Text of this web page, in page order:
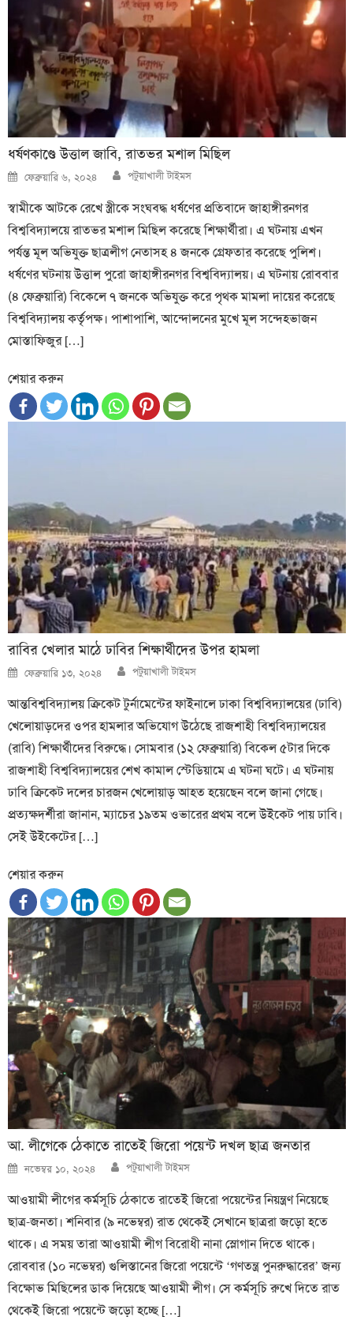
ধর্ষণকাণ্ডে উত্তাল জাবি, রাতভর মশাল মিছিল
Posted
on
ফেব্রুয়ারি ৬, ২০২৪ Author
পটুয়াখালী টাইমস
স্বামীকে আটকে রেখে স্ত্রীকে সংঘবদ্ধ ধর্ষণের প্রতিবাদে জাহাঙ্গীরনগর
বিশ্ববিদ্যালয়ে রাতভর মশাল মিছিল করেছে শিক্ষার্থীরা। এ ঘটনায় এখন
পর্যন্ত মূল অভিযুক্ত ছাত্রলীগ নেতাসহ ৪ জনকে গ্রেফতার করেছে পুলিশ।
ধর্ষণের ঘটনায় উত্তাল পুরো জাহাঙ্গীরনগর বিশ্ববিদ্যালয়। এ ঘটনায় রোববার
(৪ ফেব্রুয়ারি) বিকেলে ৭ জনকে অভিযুক্ত করে পৃথক মামলা দায়ের করেছে
বিশ্ববিদ্যালয় কর্তৃপক্ষ। পাশাপাশি, আন্দোলনের মুখে মূল সন্দেহভাজন
মোস্তাফিজুর […]
শেয়ার করুন
রাবির খেলার মাঠে ঢাবির শিক্ষার্থীদের উপর হামলা
Posted
on
ফেব্রুয়ারি ১৩, ২০২৪ Author
পটুয়াখালী টাইমস
আন্তবিশ্ববিদ্যালয় ক্রিকেট টুর্নামেন্টের ফাইনালে ঢাকা বিশ্ববিদ্যালয়ের (ঢাবি)
খেলোয়াড়দের ওপর হামলার অভিযোগ উঠেছে রাজশাহী বিশ্ববিদ্যালয়ের
(রাবি) শিক্ষার্থীদের বিরুদ্ধে। সোমবার (১২ ফেব্রুয়ারি) বিকেল ৫টার দিকে
রাজশাহী বিশ্ববিদ্যালয়ের শেখ কামাল স্টেডিয়ামে এ ঘটনা ঘটে। এ ঘটনায়
ঢাবি ক্রিকেট দলের চারজন খেলোয়াড় আহত হয়েছেন বলে জানা গেছে।
প্রত্যক্ষদর্শীরা জানান, ম্যাচের ১৯তম ওভারের প্রথম বলে উইকেট পায় ঢাবি।
সেই উইকেটের […]
শেয়ার করুন
আ. লীগেকে ঠেকাতে রাতেই জিরো পয়েন্ট দখল ছাত্র জনতার
Posted
on
নভেম্বর ১০, ২০২৪ Author
পটুয়াখালী টাইমস
আওয়ামী লীগের কর্মসূচি ঠেকাতে রাতেই জিরো পয়েন্টের নিয়ন্ত্রণ নিয়েছে
ছাত্র-জনতা। শনিবার (৯ নভেম্বর) রাত থেকেই সেখানে ছাত্ররা জড়ো হতে
থাকে। এ সময় তারা আওয়ামী লীগ বিরোধী নানা স্লোগান দিতে থাকে।
রোববার (১০ নভেম্বর) গুলিস্তানের জিরো পয়েন্টে ‘গণতন্ত্র পুনরুদ্ধারের’ জন্য
বিক্ষোভ মিছিলের ডাক দিয়েছে আওয়ামী লীগ। সে কর্মসূচি রুখে দিতে রাত
থেকেই জিরো পয়েন্টে জড়ো হচ্ছে […]